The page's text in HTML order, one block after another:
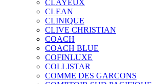
CLAYEUX
CLEAN
CLINIQUE
CLIVE CHRISTIAN
COACH
COACH BLUE
COFINLUXE
COLLISTAR
COMME DES GARCONS